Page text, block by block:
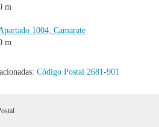
m
1004, Camarate
m
Código Postal 2681-901